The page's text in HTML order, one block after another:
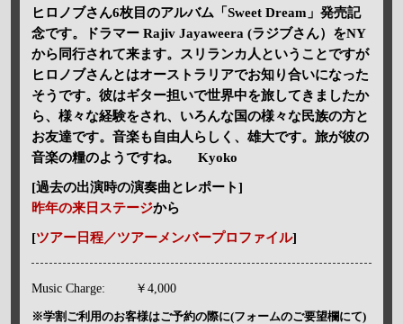
ヒロノブさん6枚目のアルバム「Sweet Dream」発売記
念です。ドラマー Rajiv Jayaweera (ラジブさん）をNY
から同行されて来ます。スリランカ人ということですが
ヒロノブさんとはオーストラリアでお知り合いになった
そうです。彼はギター担いで世界中を旅してきましたか
ら、様々な経験をされ、いろんな国の様々な民族の方と
お友達です。音楽も自由人らしく、雄大です。旅が彼の
音楽の糧のようですね。 Kyoko
[過去の出演時の演奏曲とレポート]
昨年の来日ステージから
[ツアー日程／ツアーメンバープロファイル]
Music Charge: ￥4,000
※学割ご利用のお客様はご予約の際に(フォームのご要望欄にて)